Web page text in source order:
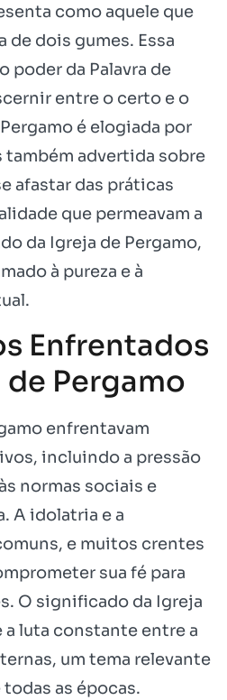
como aquele que
de dois gumes. Essa
poder da Palavra de
entre o certo e o
é elogiada por
também advertida sobre
afastar das práticas
que permeavam a
da Igreja de Pergamo,
à pureza e à
Enfrentados
Pergamo
enfrentavam
incluindo a pressão
normas sociais e
A idolatria e a
e muitos crentes
sua fé para
O significado da Igreja
a luta constante entre a
um tema relevante
as épocas.